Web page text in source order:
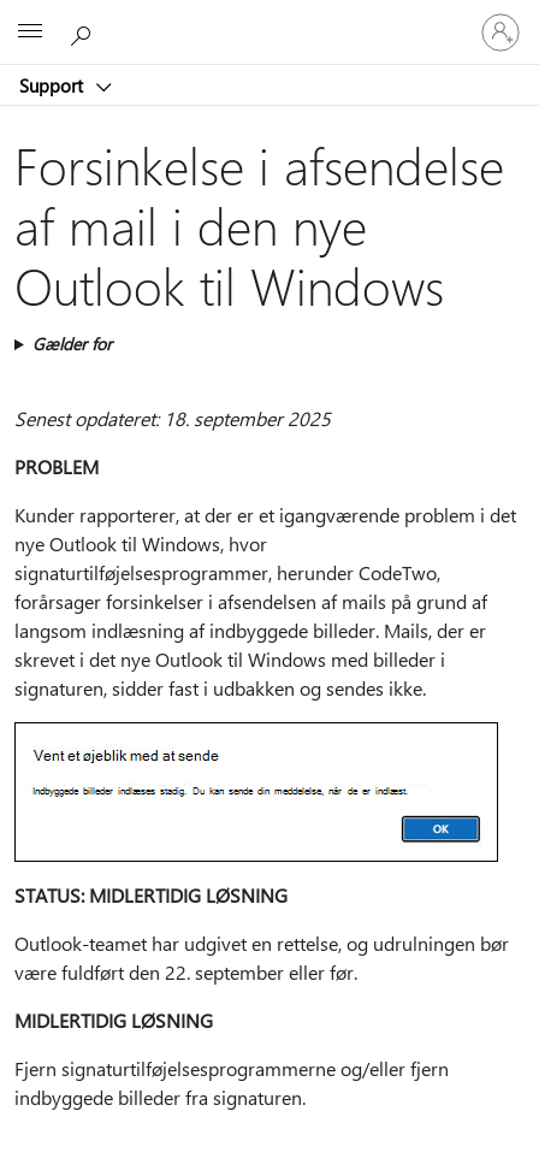
Support
Log
på
din
Forsinkelse i afsendelse
af mail i den nye
Outlook til Windows
Gælder for
Senest opdateret: 18. september 2025
PROBLEM
Kunder rapporterer, at der er et igangværende problem i det
nye Outlook til Windows, hvor
signaturtilføjelsesprogrammer, herunder CodeTwo,
forårsager forsinkelser i afsendelsen af mails på grund af
langsom indlæsning af indbyggede billeder. Mails, der er
skrevet i det nye Outlook til Windows med billeder i
signaturen, sidder fast i udbakken og sendes ikke.
STATUS: MIDLERTIDIG LØSNING
Outlook-teamet har udgivet en rettelse, og udrulningen bør
være fuldført den 22. september eller før.
MIDLERTIDIG LØSNING
Fjern signaturtilføjelsesprogrammerne og/eller fjern
indbyggede billeder fra signaturen.